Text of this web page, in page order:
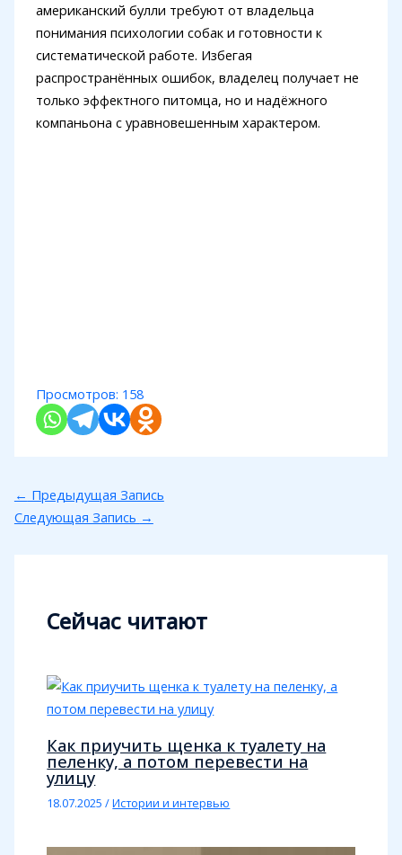
американский булли требуют от владельца
понимания психологии собак и готовности к
систематической работе. Избегая
распространённых ошибок, владелец получает не
только эффектного питомца, но и надёжного
компаньона с уравновешенным характером.
Просмотров: 158
← Предыдущая Запись
Следующая Запись →
Сейчас читают
Как приучить щенка к туалету на
пеленку, а потом перевести на
улицу
18.07.2025/Истории и интервью